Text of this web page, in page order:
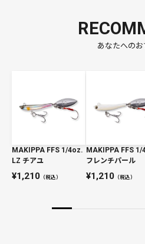
あなたへのお
MAKIPPA FFS 1/4oz.
LZ チアユ
1,210 （税込）
MAKIPPA FFS 1/
フレンチパール
1,210（税込）